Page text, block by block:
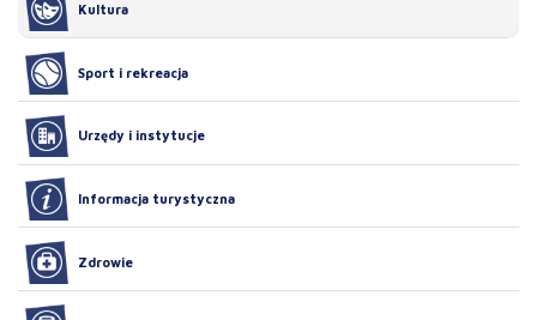
Kultura
Sport i rekreacja
Urzędy i instytucje
Informacja turystyczna
Zdrowie